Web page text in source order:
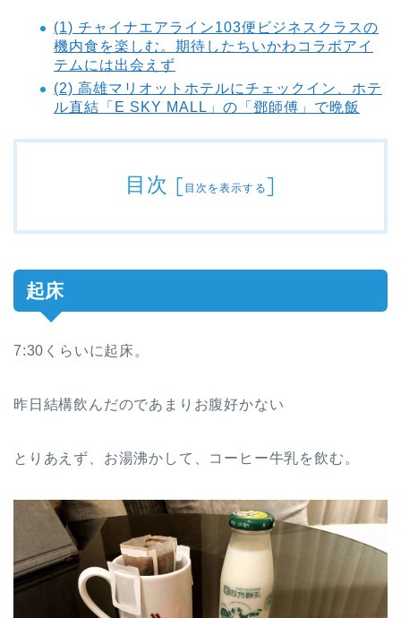
(1) チャイナエアライン103便ビジネスクラスの
機内食を楽しむ。期待したちいかわコラボアイ
テムには出会えず
(2) 高雄マリオットホテルにチェックイン、ホテ
ル直結「E SKY MALL」の「鄧師傅」で晩飯
目次 [目次を表示する]
起床
7:30くらいに起床。
昨日結構飲んだのであまりお腹好かない
とりあえず、お湯沸かして、コーヒー牛乳を飲む。